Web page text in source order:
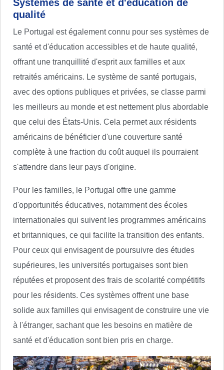
Systèmes de santé et d'éducation de
qualité
Le Portugal est également connu pour ses systèmes de
santé et d'éducation accessibles et de haute qualité,
offrant une tranquillité d'esprit aux familles et aux
retraités américains. Le système de santé portugais,
avec des options publiques et privées, se classe parmi
les meilleurs au monde et est nettement plus abordable
que celui des États-Unis. Cela permet aux résidents
américains de bénéficier d'une couverture santé
complète à une fraction du coût auquel ils pourraient
s'attendre dans leur pays d'origine.
Pour les familles, le Portugal offre une gamme
d'opportunités éducatives, notamment des écoles
internationales qui suivent les programmes américains
et britanniques, ce qui facilite la transition des enfants.
Pour ceux qui envisagent de poursuivre des études
supérieures, les universités portugaises sont bien
réputées et proposent des frais de scolarité compétitifs
pour les résidents. Ces systèmes offrent une base
solide aux familles qui envisagent de construire une vie
à l'étranger, sachant que les besoins en matière de
santé et d'éducation sont bien pris en charge.